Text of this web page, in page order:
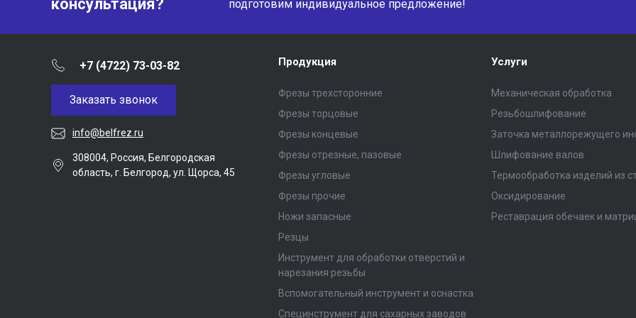
консультация?
подготовим индивидуальное предложение!
+7 (4722) 73-03-82
Заказать звонок
info@belfrez.ru
308004, Россия, Белгородская
область, г. Белгород, ул. Щорса, 45
Продукция
Фрезы трехсторонние
Фрезы торцовые
Фрезы концевые
Фрезы отрезные, пазовые
Фрезы угловые
Фрезы прочие
Ножи запасные
Резцы
Инструмент для обработки отверстий и
нарезания резьбы
Вспомогательный инструмент и оснастка
Специнструмент для сахарных заводов
Услуги
Механическая обработка
Резьбошлифование
Заточка металлорежущего
Шлифование валов
Термообработка изделий из
Оксидирование
Реставрация обечаек и